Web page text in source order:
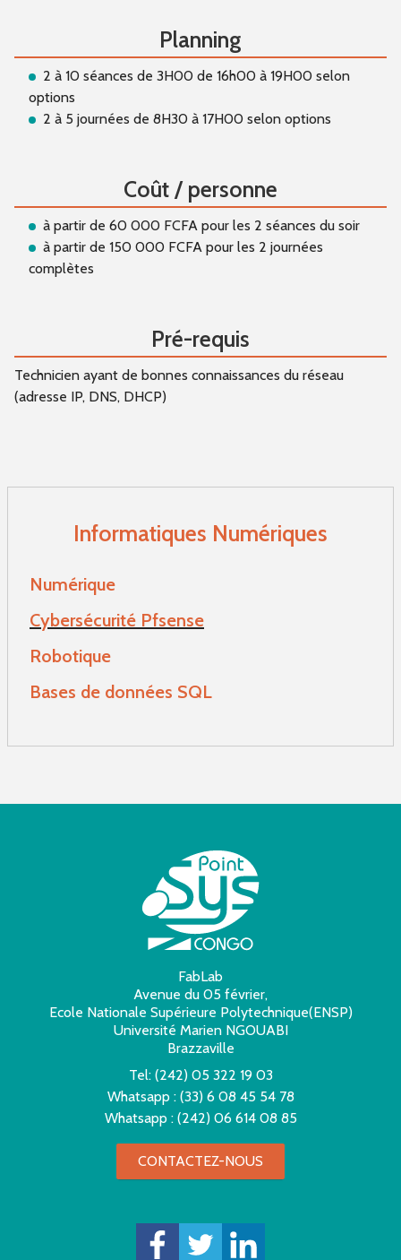
Informatiques Numériques
Numérique
Cybersécurité Pfsense
Robotique
Bases de données SQL
Planning
2 à 10 séances de 3H00 de 16h00 à 19H00 selon
options
2 à 5 journées de 8H30 à 17H00 selon options
Coût / personne
à partir de 60 000 FCFA pour les 2 séances du soir
à partir de 150 000 FCFA pour les 2 journées
complètes
Pré-requis
Technicien ayant de bonnes connaissances du réseau
(adresse IP, DNS, DHCP)
FabLab
Avenue du 05 février,
Ecole Nationale Supérieure Polytechnique(ENSP)
Université Marien NGOUABI
Brazzaville
Tel: (242) 05 322 19 03
Whatsapp : (33) 6 08 45 54 78
Whatsapp : (242) 06 614 08 85
CONTACTEZ-NOUS